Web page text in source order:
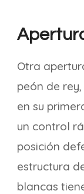
Otra
peón de
en su
un control
posición
estructura
blancas